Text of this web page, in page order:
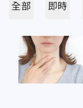
全部 即時